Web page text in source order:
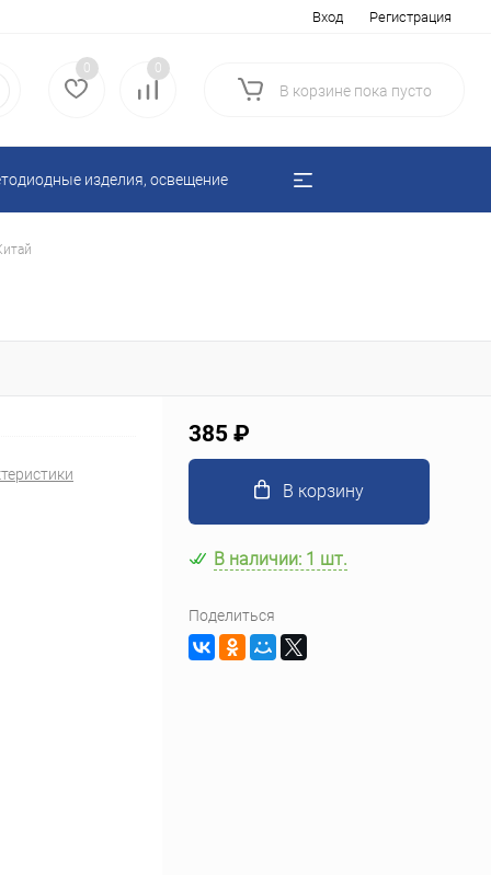
Вход Регистрация
0 0
В корзине пока пусто
изделия, освещение
385 ₽
В корзину
В наличии: 1 шт.
Поделиться